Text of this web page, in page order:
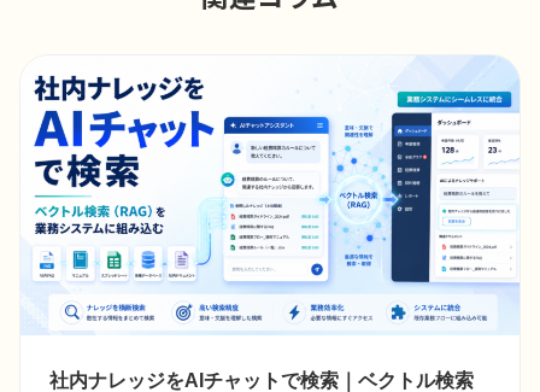
社内ナレッジをAIチャットで検索｜ベクトル検索